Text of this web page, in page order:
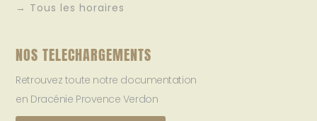
→ Tous les horaires
NOS TELECHARGEMENTS
Retrouvez toute notre documentation
en Dracénie Provence Verdon